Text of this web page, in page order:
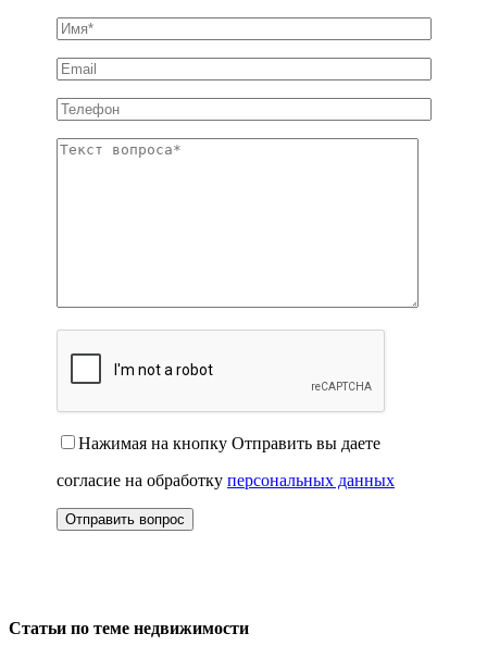
Нажимая на кнопку Отправить вы даете
согласие на обработку персональных данных
Статьи по теме недвижимости